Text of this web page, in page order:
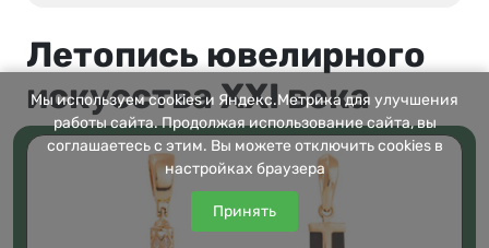
Летопись ювелирного
искусства XXI века
Мы используем cookies и Яндекс.Метрика для улучшения
работы сайта. Продолжая использование сайта, вы
соглашаетесь с этим. Вы можете отключить cookies в
настройках браузера
Принять